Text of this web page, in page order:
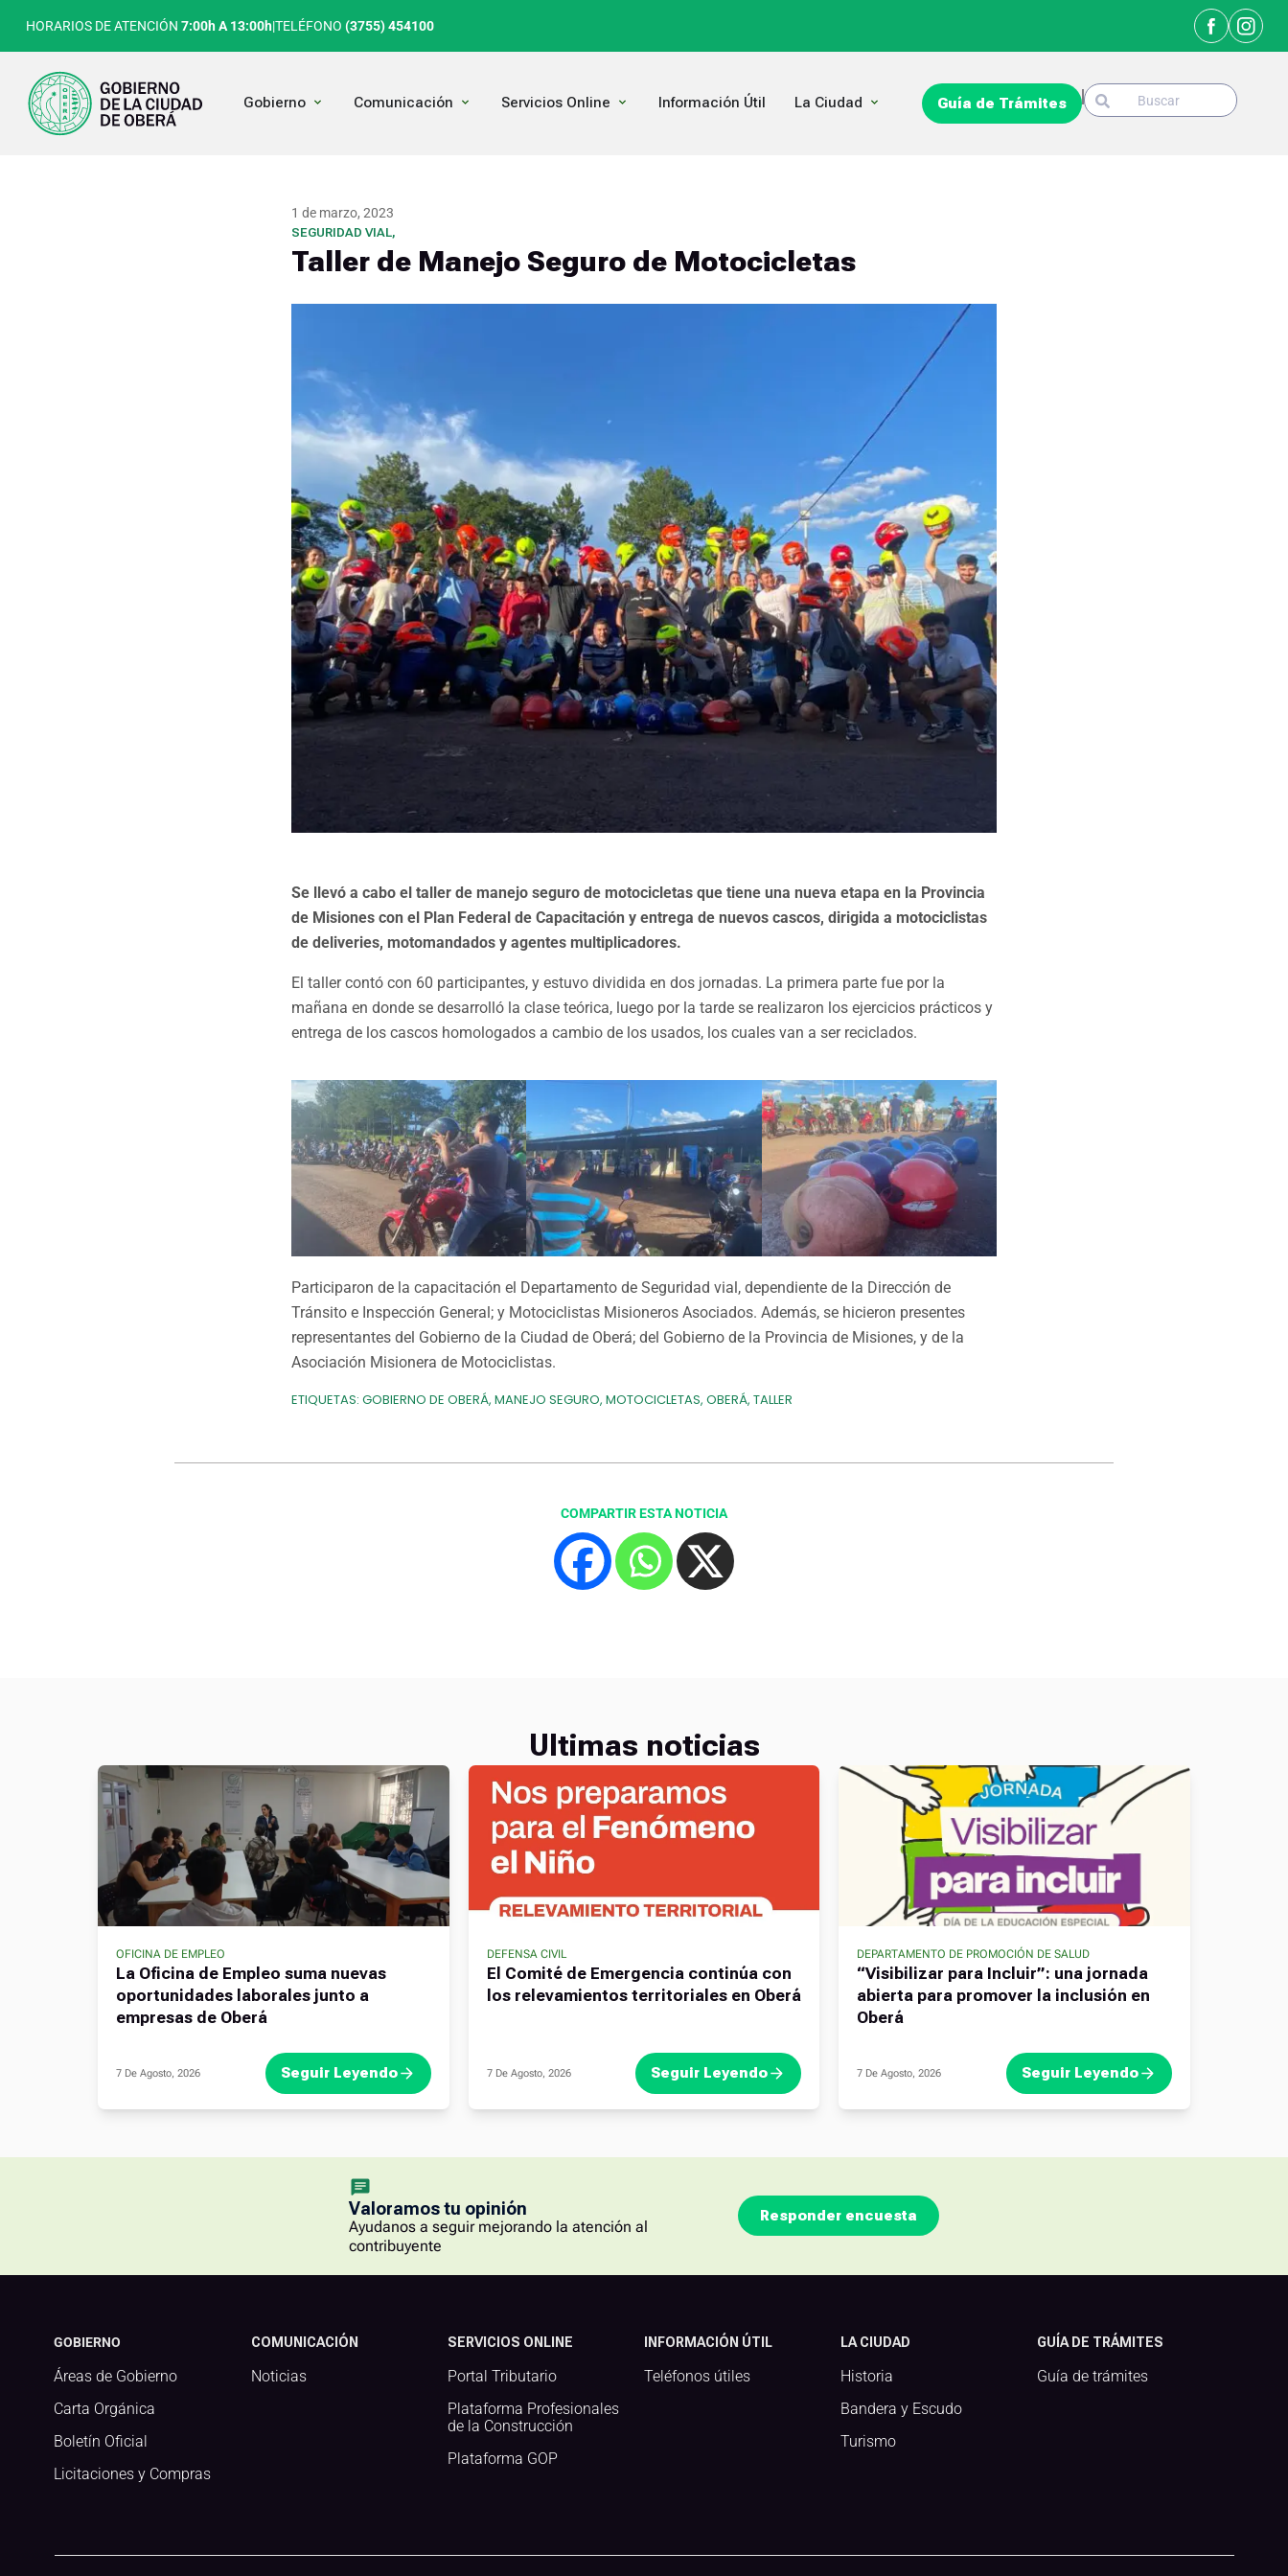
HORARIOS DE ATENCIÓN 7:00h A 13:00h|TELÉFONO (3755) 454100
Gobierno Open Gobierno
Comunicación Open Comunicación
Servicios Online Open Servicios Online
Información Útil La Ciudad Open La CiudadGuía de Trámites Search
Search
1 de marzo, 2023
SEGURIDAD VIAL,
Taller de Manejo Seguro de Motocicletas
Se llevó a cabo el taller de manejo seguro de motocicletas que tiene una nueva etapa en la Provincia
de Misiones con el Plan Federal de Capacitación y entrega de nuevos cascos, dirigida a motociclistas
de deliveries, motomandados y agentes multiplicadores.
El taller contó con 60 participantes, y estuvo dividida en dos jornadas. La primera parte fue por la
mañana en donde se desarrolló la clase teórica, luego por la tarde se realizaron los ejercicios prácticos y
entrega de los cascos homologados a cambio de los usados, los cuales van a ser reciclados.
Participaron de la capacitación el Departamento de Seguridad vial, dependiente de la Dirección de
Tránsito e Inspección General; y Motociclistas Misioneros Asociados. Además, se hicieron presentes
representantes del Gobierno de la Ciudad de Oberá; del Gobierno de la Provincia de Misiones, y de la
Asociación Misionera de Motociclistas.
ETIQUETAS: GOBIERNO DE OBERÁ, MANEJO SEGURO, MOTOCICLETAS, OBERÁ, TALLER
COMPARTIR ESTA NOTICIA
Ultimas noticias
OFICINA DE EMPLEO
La Oficina de Empleo suma nuevas
oportunidades laborales junto a
empresas de Oberá
7 De Agosto, 2026 Seguir Leyendo
DEFENSA CIVIL
El Comité de Emergencia continúa con
los relevamientos territoriales en Oberá
7 De Agosto, 2026 Seguir Leyendo
DEPARTAMENTO DE PROMOCIÓN DE SALUD
“Visibilizar para Incluir”: una jornada
abierta para promover la inclusión en
Oberá
7 De Agosto, 2026 Seguir Leyendo
Valoramos tu opinión
Ayudanos a seguir mejorando la atención al
contribuyente
Responder encuesta
GOBIERNO
Áreas de Gobierno
Carta Orgánica
Boletín Oficial
Licitaciones y Compras
COMUNICACIÓN
Noticias
SERVICIOS ONLINE
Portal Tributario
Plataforma Profesionales
de la Construcción
Plataforma GOP
INFORMACIÓN ÚTIL
Teléfonos útiles
LA CIUDAD
Historia
Bandera y Escudo
Turismo
GUÍA DE TRÁMITES
Guía de trámites